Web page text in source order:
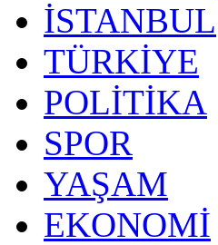
İSTANBUL
TÜRKİYE
POLİTİKA
SPOR
YAŞAM
EKONOMİ